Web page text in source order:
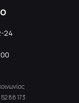
24
52 88 173